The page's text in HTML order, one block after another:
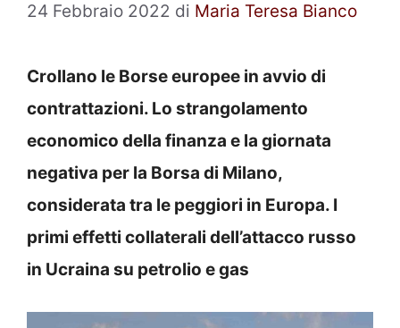
24 Febbraio 2022 di Maria Teresa Bianco
Crollano le Borse europee in avvio di
contrattazioni. Lo strangolamento
economico della finanza e la giornata
negativa per la Borsa di Milano,
considerata tra le peggiori in Europa. I
primi effetti collaterali dell’attacco russo
in Ucraina su petrolio e gas